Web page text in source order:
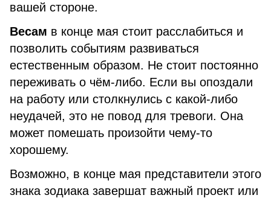
вашей стороне.
Весам в конце мая стоит расслабиться и
позволить событиям развиваться
естественным образом. Не стоит постоянно
переживать о чём-либо. Если вы опоздали
на работу или столкнулись с какой-либо
неудачей, это не повод для тревоги. Она
может помешать произойти чему-то
хорошему.
Возможно, в конце мая представители этого
знака зодиака завершат важный проект или